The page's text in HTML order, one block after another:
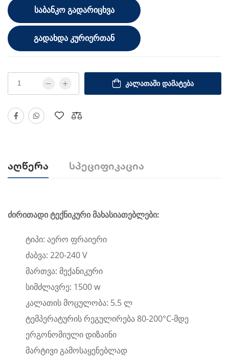
ᲡᲐᲑᲐᲜᲙᲝ ᲒᲐᲓᲐᲠᲘᲪᲮᲕᲐ
ᲒᲐᲓᲐᲮᲓᲐ ᲙᲣᲠᲘᲔᲠᲗᲐᲜ
ᲙᲐᲚᲐᲗᲐᲨᲘ ᲓᲐᲛᲐᲢᲔᲑᲐ
Აღწერა Სპეციფიკაცია
ძირითადი ტექნიკური მახასიათებლები:
ტიპი: აერო ფრაიერი
ძაბვა: 220-240 V
მართვა: მექანიკური
სიმძლავრე: 1500 w
კალათის მოცულობა: 5.5 ლ
ტემპერატურის რეგულირება 80-200°C-მდე
ერგონომიული დიზაინი
მარტივი გამოსაყენებლად